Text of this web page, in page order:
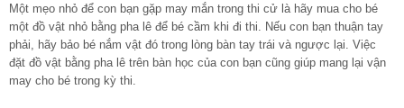
Một mẹo nhỏ để con bạn gặp may mắn trong thi cử là hãy mua cho bé
một đồ vật nhỏ bằng pha lê để bé cầm khi đi thi. Nếu con bạn thuận tay
phải, hãy bảo bé nắm vật đó trong lòng bàn tay trái và ngược lại. Việc
đặt đồ vật bằng pha lê trên bàn học của con bạn cũng giúp mang lại vận
may cho bé trong kỳ thi.